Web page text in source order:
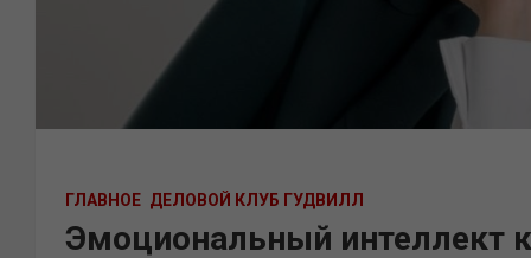
ГЛАВНОЕ ДЕЛОВОЙ КЛУБ ГУДВИЛЛ
Эмоциональный интеллект